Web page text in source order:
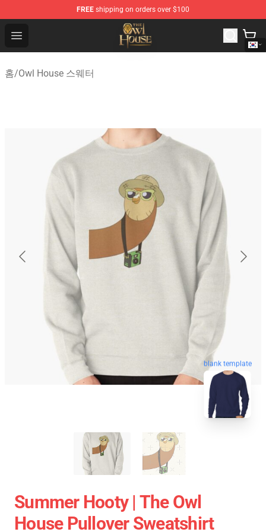
FREE shipping on orders over $100
Open menu
The Owl House Store - Official The Owl House
홈/Owl House 스웨터
blank template
Summer Hooty | The Owl
House Pullover Sweatshirt